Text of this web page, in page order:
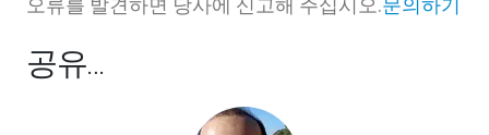
오류를 발견하면 당사에 신고해 주십시오.문의하기
공유…